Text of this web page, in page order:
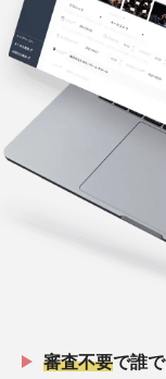
審査不要で誰